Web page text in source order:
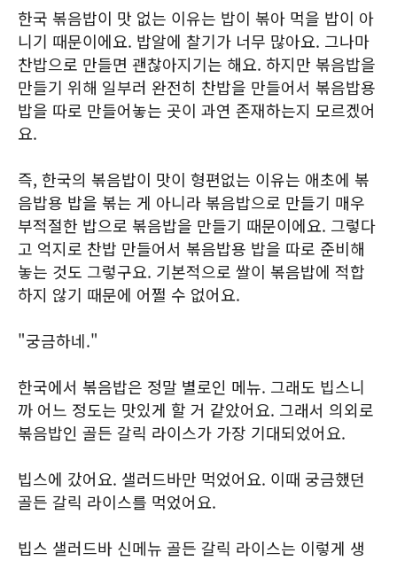
한국 볶음밥이 맛 없는 이유는 밥이 볶아 먹을 밥이 아
니기 때문이에요. 밥알에 찰기가 너무 많아요. 그나마
찬밥으로 만들면 괜찮아지기는 해요. 하지만 볶음밥을
만들기 위해 일부러 완전히 찬밥을 만들어서 볶음밥용
밥을 따로 만들어놓는 곳이 과연 존재하는지 모르겠어
요.
즉, 한국의 볶음밥이 맛이 형편없는 이유는 애초에 볶
음밥용 밥을 볶는 게 아니라 볶음밥으로 만들기 매우
부적절한 밥으로 볶음밥을 만들기 때문이에요. 그렇다
고 억지로 찬밥 만들어서 볶음밥용 밥을 따로 준비해
놓는 것도 그렇구요. 기본적으로 쌀이 볶음밥에 적합
하지 않기 때문에 어쩔 수 없어요.
"궁금하네."
한국에서 볶음밥은 정말 별로인 메뉴. 그래도 빕스니
까 어느 정도는 맛있게 할 거 같았어요. 그래서 의외로
볶음밥인 골든 갈릭 라이스가 가장 기대되었어요.
빕스에 갔어요. 샐러드바만 먹었어요. 이때 궁금했던
골든 갈릭 라이스를 먹었어요.
빕스 샐러드바 신메뉴 골든 갈릭 라이스는 이렇게 생